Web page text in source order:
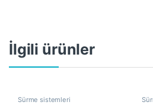
İlgili ürünler
Sürme sistemleri